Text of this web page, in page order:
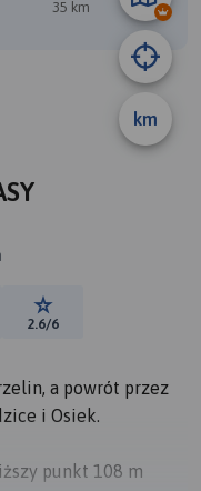
km
35 km 47 km
Ocena trasy:
2.6/6
a powrót przez
i Osiek.
punkt 108 m